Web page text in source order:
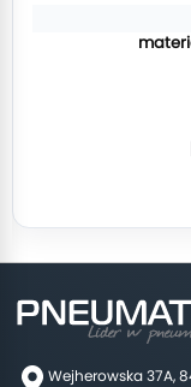
Wejherowska 37A,